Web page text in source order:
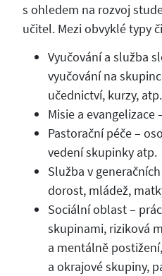
s ohledem na rozvoj
učitel. Mezi obvyklé typy
Vyučování a služba
vyučování na
učednictví, kurzy, atp.
Misie a
Pastorační péče –
vedení skupinky atp.
Služba v
dorost, mládež,
Sociální oblast –
skupinami, riziková
a mentálně
a okrajové skupiny,